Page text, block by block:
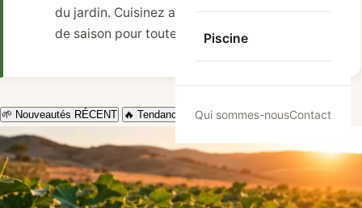
Piscine
Qui sommes-nousContact
du jardin. Cuisinez avec des fruits et légumes
de saison pour toute la famille.
🌱 Nouveautés RÉCENT 🔥 Tendances ⭐ À la une